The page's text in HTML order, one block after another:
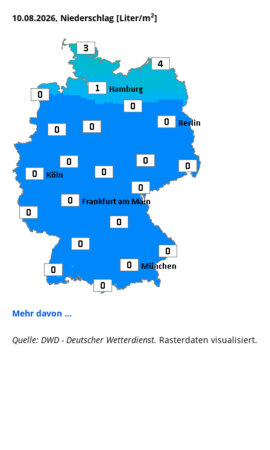
10.08.2026, Niederschlag [Liter/m2]
Mehr davon ...
Quelle: DWD - Deutscher Wetterdienst. Rasterdaten visualisiert.